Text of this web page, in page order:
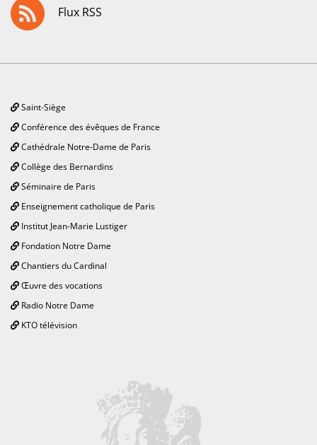
Flux RSS
Saint-Siège
Conférence des évêques de France
Cathédrale Notre-Dame de Paris
Collège des Bernardins
Séminaire de Paris
Enseignement catholique de Paris
Institut Jean-Marie Lustiger
Fondation Notre Dame
Chantiers du Cardinal
Œuvre des vocations
Radio Notre Dame
KTO télévision